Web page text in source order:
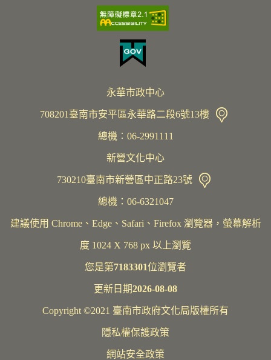
永華市政中心
708201臺南市安平區永華路二段6號13樓
總機︰06-2991111
新營文化中心
730210臺南市新營區中正路23號
總機：06-6321047
建議使用 Chrome、Edge、Safari、Firefox 瀏覽器，螢幕解析
度 1024 X 768 px 以上瀏覽
您是第7183301位瀏覽者
更新日期2026-08-08
Copyright ©2021 臺南市政府文化局版權所有
隱私權保護政策
網站安全政策